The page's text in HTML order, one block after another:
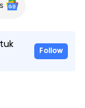
Follow